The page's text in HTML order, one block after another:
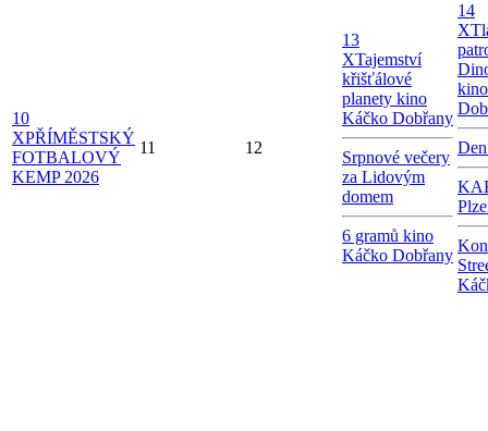
10
XPŘÍMĚSTSKÝ
FOTBALOVÝ
KEMP 2026
11 12
13
XTajemství
křišťálové
planety kino
Káčko Dobřany
Srpnové večery
za Lidovým
domem
6 gramů kino
Káčko Dobřany
14
X